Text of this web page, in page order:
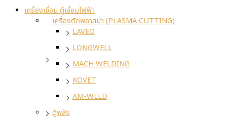
เครื่องเชื่อม ตู้เชื่อมไฟฟ้า
เครื่องตัดพลาสม่า (PLASMA CUTTING)
LAVEO
LONGWELL
MACH WELDING
KOVET
AM-WELD
ตู้พลัง